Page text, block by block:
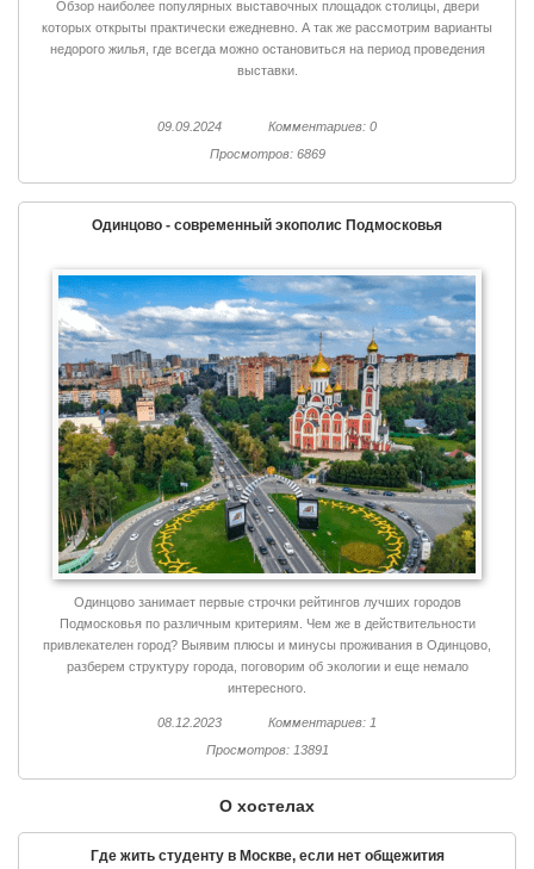
Обзор наиболее популярных выставочных площадок столицы, двери
которых открыты практически ежедневно. А так же рассмотрим варианты
недорого жилья, где всегда можно остановиться на период проведения
выставки.
09.09.2024
Комментариев: 0
Просмотров: 6869
Одинцово - современный экополис Подмосковья
Одинцово занимает первые строчки рейтингов лучших городов
Подмосковья по различным критериям. Чем же в действительности
привлекателен город? Выявим плюсы и минусы проживания в Одинцово,
разберем структуру города, поговорим об экологии и еще немало
интересного.
08.12.2023
Комментариев: 1
Просмотров: 13891
О хостелах
Где жить студенту в Москве, если нет общежития